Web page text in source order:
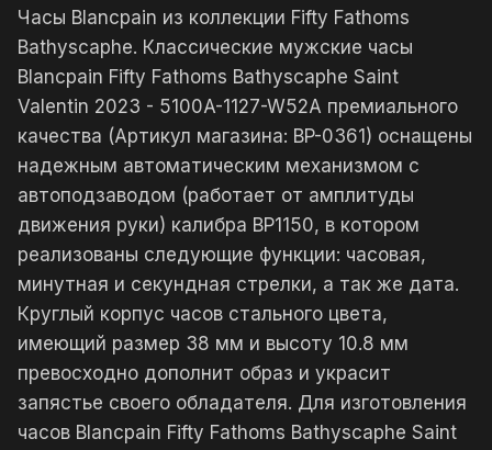
Часы Blancpain из коллекции Fifty Fathoms
Bathyscaphe. Классические мужские часы
Blancpain Fifty Fathoms Bathyscaphe Saint
Valentin 2023 - 5100A-1127-W52A премиального
качества (Артикул магазина: BP-0361) оснащены
надежным автоматическим механизмом с
автоподзаводом (работает от амплитуды
движения руки) калибра BP1150, в котором
реализованы следующие функции: часовая,
минутная и секундная стрелки, а так же дата.
Круглый корпус часов стального цвета,
имеющий размер 38 мм и высоту 10.8 мм
превосходно дополнит образ и украсит
запястье своего обладателя. Для изготовления
часов Blancpain Fifty Fathoms Bathyscaphe Saint